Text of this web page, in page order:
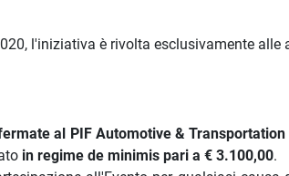
l'iniziativa è rivolta esclusivamente alle
al PIF Automotive & Transportation
in regime de minimis pari a € 3.100,00.